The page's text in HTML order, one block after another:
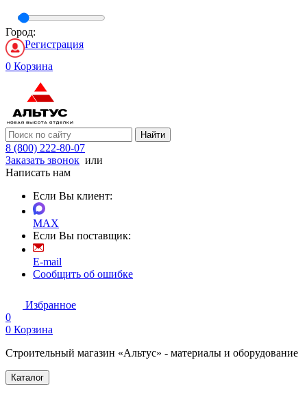
Город:
Регистрация
0 Корзина
Найти
8 (800) 222-80-07
Заказать звонок или
Написать нам
Если Вы клиент:
MAX
Если Вы поставщик:
E-mail
Сообщить об ошибке
Избранное
0
0 Корзина
Строительный магазин «Альтус» - материалы и оборудование
Каталог